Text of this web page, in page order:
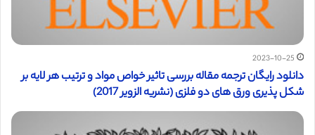
2023-10-25
دانلود رایگان ترجمه مقاله بررسی تاثیر خواص مواد و ترتیب هر لایه بر
شکل پذیری ورق های دو فلزی (نشریه الزویر 2017)